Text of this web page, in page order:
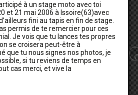
à un stage moto avec toi
et 21 mai 2006 à Issoire(63)avec
fini au tapis en fin de stage.
permis de te remercier pour ces
Je vois que tu lances tes propres
se croisera peut-être à
que tu nous signes nos photos, je
si tu reviens de temps en
cas merci, et vive la